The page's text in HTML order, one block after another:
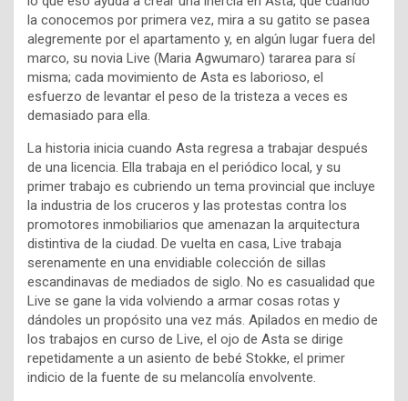
la conocemos por primera vez, mira a su gatito se pasea
alegremente por el apartamento y, en algún lugar fuera del
marco, su novia Live (Maria Agwumaro) tararea para sí
misma; cada movimiento de Asta es laborioso, el
esfuerzo de levantar el peso de la tristeza a veces es
demasiado para ella.
La historia inicia cuando Asta regresa a trabajar después
de una licencia. Ella trabaja en el periódico local, y su
primer trabajo es cubriendo un tema provincial que incluye
la industria de los cruceros y las protestas contra los
promotores inmobiliarios que amenazan la arquitectura
distintiva de la ciudad. De vuelta en casa, Live trabaja
serenamente en una envidiable colección de sillas
escandinavas de mediados de siglo. No es casualidad que
Live se gane la vida volviendo a armar cosas rotas y
dándoles un propósito una vez más. Apilados en medio de
los trabajos en curso de Live, el ojo de Asta se dirige
repetidamente a un asiento de bebé Stokke, el primer
indicio de la fuente de su melancolía envolvente.